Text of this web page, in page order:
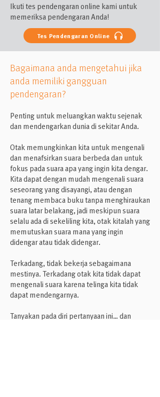
Ikuti tes pendengaran online kami untuk
memeriksa pendengaran Anda!
Tes Pendengaran Online
Bagaimana anda mengetahui jika
anda memiliki gangguan
pendengaran?
Penting untuk meluangkan waktu sejenak
dan mendengarkan dunia di sekitar Anda.
Otak memungkinkan kita untuk mengenali
dan menafsirkan suara berbeda dan untuk
fokus pada suara apa yang ingin kita dengar.
Kita dapat dengan mudah mengenali suara
seseorang yang disayangi, atau dengan
tenang membaca buku tanpa menghiraukan
suara latar belakang, jadi meskipun suara
selalu ada di sekeliling kita, otak kitalah yang
memutuskan suara mana yang ingin
didengar atau tidak didengar.
Terkadang, tidak bekerja sebagaimana
mestinya. Terkadang otak kita tidak dapat
mengenali suara karena telinga kita tidak
dapat mendengarnya.
Tanyakan pada diri pertanyaan ini… dan